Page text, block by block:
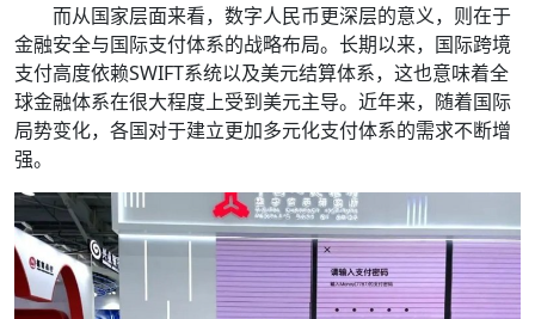
而从国家层面来看，数字人民币更深层的意义，则在于
金融安全与国际支付体系的战略布局。长期以来，国际跨境
支付高度依赖SWIFT系统以及美元结算体系，这也意味着全
球金融体系在很大程度上受到美元主导。近年来，随着国际
局势变化，各国对于建立更加多元化支付体系的需求不断增
强。